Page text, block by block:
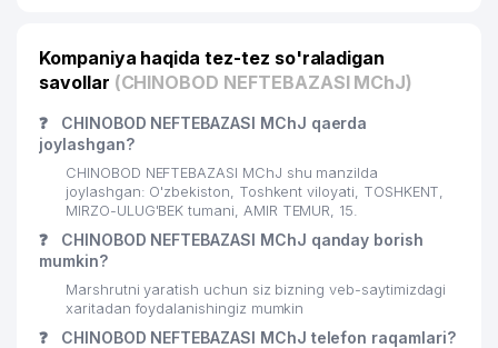
Kompaniya haqida tez-tez so'raladigan
savollar (CHINOBOD NEFTEBAZASI MChJ)
❓
CHINOBOD NEFTEBAZASI MChJ qaerda
joylashgan?
CHINOBOD NEFTEBAZASI MChJ shu manzilda
joylashgan: O'zbekiston, Toshkent viloyati, TOSHKENT,
MIRZO-ULUG'BEK tumani, AMIR TEMUR, 15.
❓
CHINOBOD NEFTEBAZASI MChJ qanday borish
mumkin?
Marshrutni yaratish uchun siz bizning veb-saytimizdagi
xaritadan foydalanishingiz mumkin
❓ CHINOBOD NEFTEBAZASI MChJ telefon raqamlari?